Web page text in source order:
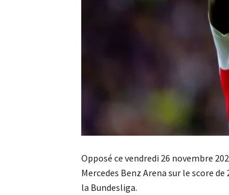
Opposé ce vendredi 26 novembre
Mercedes Benz Arena sur le score
la Bundesliga.